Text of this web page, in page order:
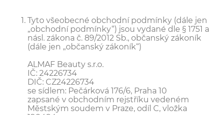
Tyto všeobecné obchodní podmínky (dále jen
„obchodní podmínky“) jsou vydané dle § 1751 a
násl. zákona č. 89/2012 Sb., občanský zákoník
(dále jen „občanský zákoník“)
ALMAF Beauty s.r.o.
IČ: 24226734
DIČ: CZ24226734
se sídlem: Pečárková 176/6, Praha 10
zapsané v obchodním rejstříku vedeném
Městským soudem v Praze, odíl C, vložka